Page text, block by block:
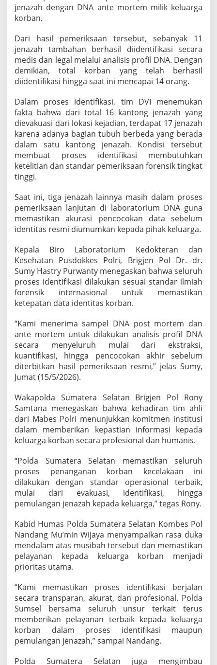
r
n
u
s
L
S
jenazah dengan DNA ante mortem milik keluarga
korban.
Dari hasil pemeriksaan tersebut, sebanyak 11
jenazah tambahan berhasil diidentifikasi secara
medis dan legal melalui analisis profil DNA. Dengan
demikian, total korban yang telah berhasil
diidentifikasi hingga saat ini mencapai 14 orang.
Dalam proses identifikasi, tim DVI menemukan
fakta bahwa dari total 16 kantong jenazah yang
dievakuasi dari lokasi kejadian, terdapat 17 jenazah
karena adanya bagian tubuh berbeda yang berada
dalam satu kantong jenazah. Kondisi tersebut
membuat proses identifikasi membutuhkan
ketelitian dan standar pemeriksaan forensik tingkat
tinggi.
Saat ini, tiga jenazah lainnya masih dalam proses
pemeriksaan lanjutan di laboratorium DNA guna
memastikan akurasi pencocokan data sebelum
identitas resmi diumumkan kepada pihak keluarga.
Kepala Biro Laboratorium Kedokteran dan
Kesehatan Pusdokkes Polri, Brigjen Pol Dr. dr.
Sumy Hastry Purwanty menegaskan bahwa seluruh
proses identifikasi dilakukan sesuai standar ilmiah
forensik internasional untuk memastikan
ketepatan data identitas korban.
“Kami menerima sampel DNA post mortem dan
ante mortem untuk dilakukan analisis profil DNA
secara menyeluruh mulai dari ekstraksi,
kuantifikasi, hingga pencocokan akhir sebelum
diterbitkan hasil pemeriksaan resmi,” jelas Sumy,
Jumat (15/5/2026).
Wakapolda Sumatera Selatan Brigjen Pol Rony
Samtana menegaskan bahwa kehadiran tim ahli
dari Mabes Polri menunjukkan komitmen institusi
dalam memberikan kepastian informasi kepada
keluarga korban secara profesional dan humanis.
“Polda Sumatera Selatan memastikan seluruh
proses penanganan korban kecelakaan ini
dilakukan dengan standar operasional terbaik,
mulai dari evakuasi, identifikasi, hingga
pemulangan jenazah kepada keluarga,” tegas Rony.
Kabid Humas Polda Sumatera Selatan Kombes Pol
Nandang Mu’min Wijaya menyampaikan rasa duka
mendalam atas musibah tersebut dan memastikan
pelayanan kepada keluarga korban menjadi
prioritas utama.
“Kami memastikan proses identifikasi berjalan
secara transparan, akurat, dan profesional. Polda
Sumsel bersama seluruh unsur terkait terus
memberikan pelayanan terbaik kepada keluarga
korban dalam proses identifikasi maupun
pemulangan jenazah,” sampai Nandang.
Polda Sumatera Selatan juga mengimbau